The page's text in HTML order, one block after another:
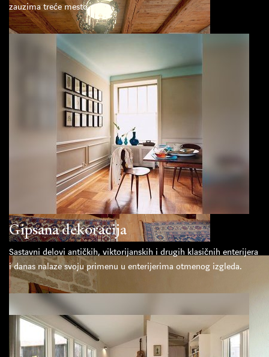
zauzima treće mesto.
Gipsana dekoracija
Sastavni delovi antičkih, viktorijanskih i drugih klasičnih enterijera
i danas nalaze svoju primenu u enterijerima otmenog izgleda.